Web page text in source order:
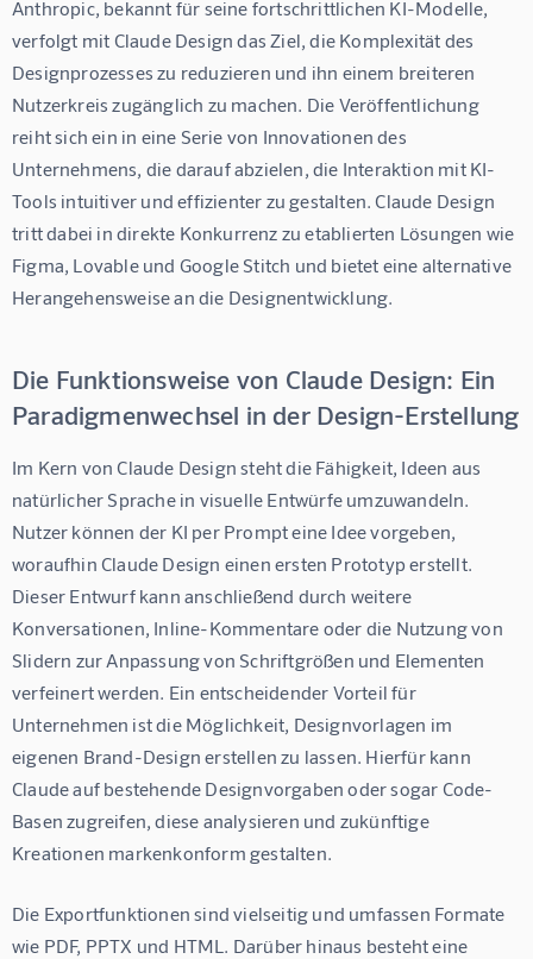
Anthropic, bekannt für seine fortschrittlichen KI-Modelle,
verfolgt mit Claude Design das Ziel, die Komplexität des
Designprozesses zu reduzieren und ihn einem breiteren
Nutzerkreis zugänglich zu machen. Die Veröffentlichung
reiht sich ein in eine Serie von Innovationen des
Unternehmens, die darauf abzielen, die Interaktion mit KI-
Tools intuitiver und effizienter zu gestalten. Claude Design
tritt dabei in direkte Konkurrenz zu etablierten Lösungen wie
Figma, Lovable und Google Stitch und bietet eine alternative
Herangehensweise an die Designentwicklung.
Die Funktionsweise von Claude Design: Ein
Paradigmenwechsel in der Design-Erstellung
Im Kern von Claude Design steht die Fähigkeit, Ideen aus
natürlicher Sprache in visuelle Entwürfe umzuwandeln.
Nutzer können der KI per Prompt eine Idee vorgeben,
woraufhin Claude Design einen ersten Prototyp erstellt.
Dieser Entwurf kann anschließend durch weitere
Konversationen, Inline-Kommentare oder die Nutzung von
Slidern zur Anpassung von Schriftgrößen und Elementen
verfeinert werden. Ein entscheidender Vorteil für
Unternehmen ist die Möglichkeit, Designvorlagen im
eigenen Brand-Design erstellen zu lassen. Hierfür kann
Claude auf bestehende Designvorgaben oder sogar Code-
Basen zugreifen, diese analysieren und zukünftige
Kreationen markenkonform gestalten.
Die Exportfunktionen sind vielseitig und umfassen Formate
wie PDF, PPTX und HTML. Darüber hinaus besteht eine